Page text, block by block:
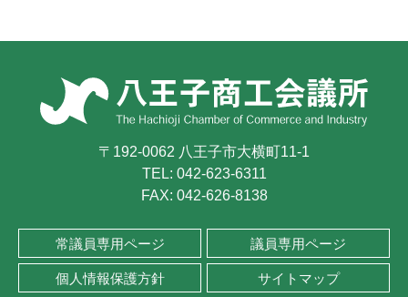
〒192-0062 八王子市大横町11-1
TEL: 042-623-6311
FAX: 042-626-8138
常議員専用ページ 議員専用ページ
個人情報保護方針 サイトマップ